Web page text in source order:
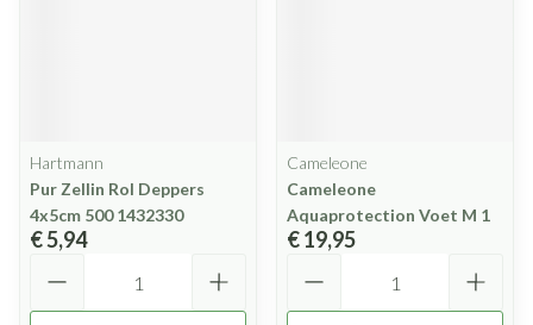
Hartmann
Pur Zellin Rol Deppers
4x5cm 500 1432330
€ 5,94
Cameleone
Cameleone
Aquaprotection Voet M 1
€ 19,95